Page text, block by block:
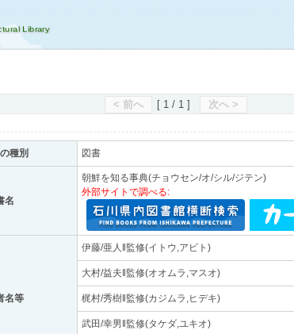
< 前へ [ 1 / 1 ] 次へ >
種別 図書
名
朝鮮を知る事典(チョウセン/オ/シル/ジテン)
外部サイトで調べる:
名等
伊藤/亜人‖監修(イトウ,アビト)
大村/益夫‖監修(オオムラ,マスオ)
梶村/秀樹‖監修(カジムラ,ヒデキ)
武田/幸男‖監修(タケダ,ユキオ)